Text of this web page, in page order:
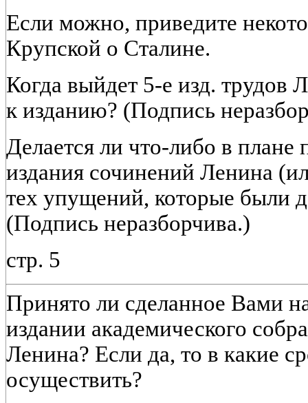
Если можно, приведите
Крупской о Сталине.
Когда выйдет 5-е изд. трудов
к изданию? (Подпись
Делается ли что-либо в плане
издания сочинений Ленина
тех упущений, которые были
(Подпись неразборчива.)
стр. 5
Принято ли сделанное Вами
издании академического
Ленина? Если да, то в какие
осуществить?